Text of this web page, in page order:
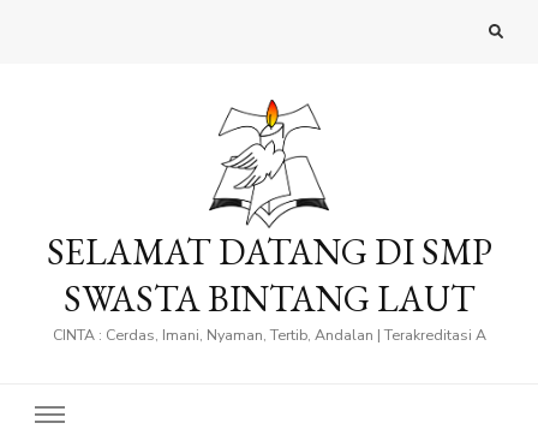
SELAMAT DATANG DI SMP
SWASTA BINTANG LAUT
CINTA : Cerdas, Imani, Nyaman, Tertib, Andalan | Terakreditasi A